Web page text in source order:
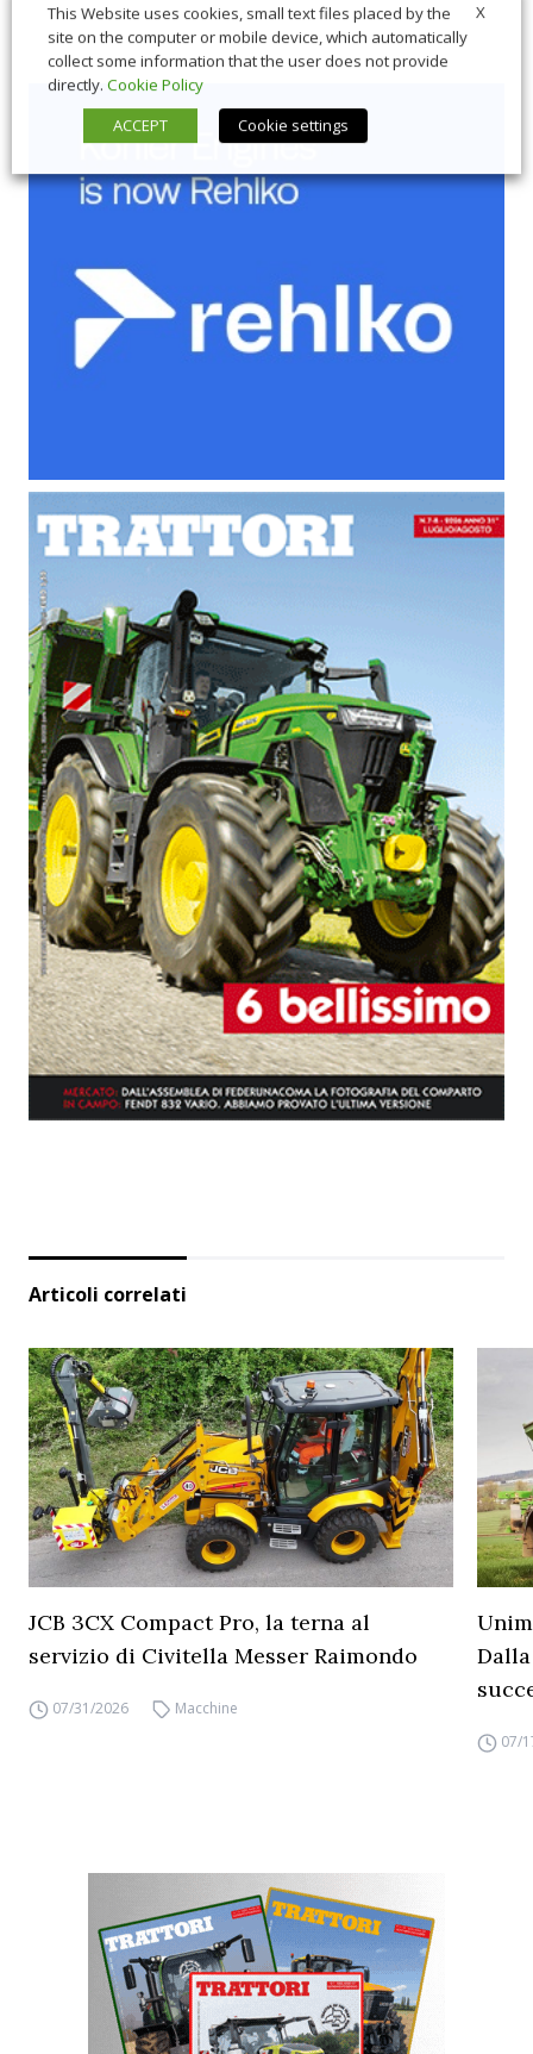
Articoli correlati
JCB 3CX Compact Pro, la terna al
servizio di Civitella Messer Raimondo
07/31/2026 Macchine
07/
X
This Website uses cookies, small text files placed by the
site on the computer or mobile device, which automatically
collect some information that the user does not provide
directly. Cookie Policy
ACCEPT
Cookie settings